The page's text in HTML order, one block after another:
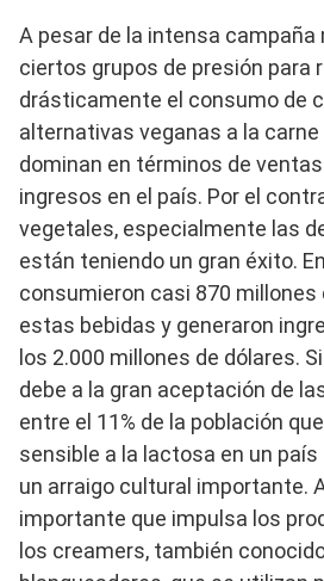
A pesar de la intensa campaña
ciertos grupos de presión para
drásticamente el consumo de
alternativas veganas a la carne
dominan en términos de
ingresos en el país. Por el
vegetales, especialmente las
están teniendo un gran éxito.
consumieron casi 870 millones
estas bebidas y generaron
los 2.000 millones de dólares.
debe a la gran aceptación de
entre el 11% de la población
sensible a la lactosa en un
un arraigo cultural importante.
importante que impulsa los
los creamers, también